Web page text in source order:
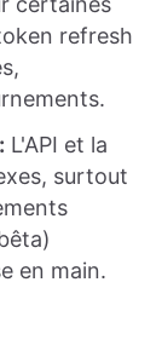
refresh
L'API et la
surtout
en main.